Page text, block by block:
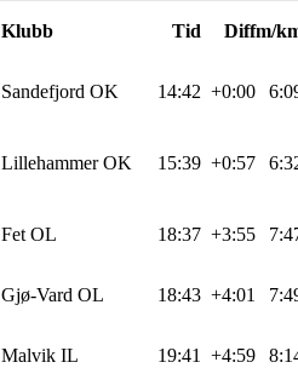
Klubb Tid Diffm/
Sandefjord OK 14:42 +0:00
Lillehammer OK 15:39 +0:57
Fet OL 18:37 +3:55
Gjø-Vard OL 18:43 +4:01
Malvik IL 19:41 +4:59